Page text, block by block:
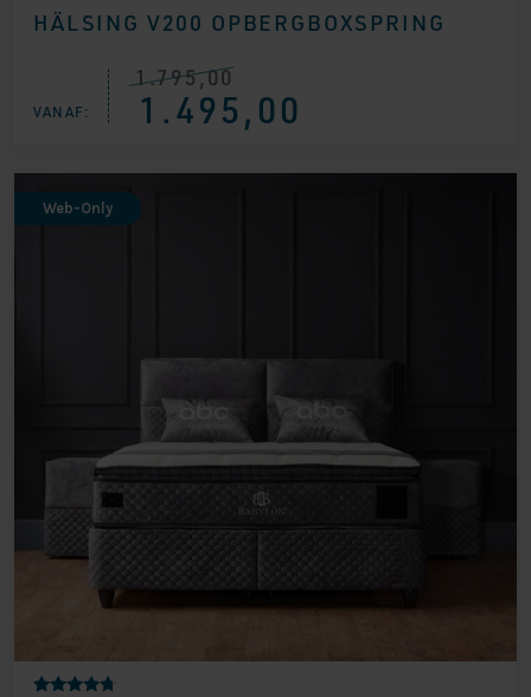
HÄLSING V200 OPBERGBOXSPRING
VANAF:
1.795,00
Oorspronkelijke
prijs
was:
1.495,00
Huidige
prijs
Web-Only